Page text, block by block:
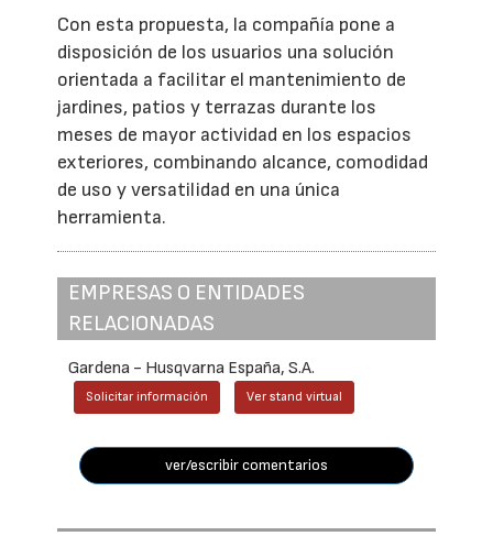
Con esta propuesta, la compañía pone a
disposición de los usuarios una solución
orientada a facilitar el mantenimiento de
jardines, patios y terrazas durante los
meses de mayor actividad en los espacios
exteriores, combinando alcance, comodidad
de uso y versatilidad en una única
herramienta.
EMPRESAS O ENTIDADES
RELACIONADAS
Gardena - Husqvarna España, S.A.
Solicitar información Ver stand virtual
ver/escribir comentarios